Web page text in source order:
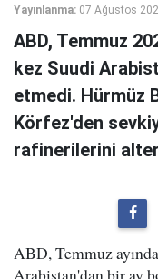
Yayınlanma: 07 Ağustos
ABD, Temmuz
kez Suudi
etmedi. Hürmüz
Körfez'den
rafinerilerini
ABD, Temmuz
Arabistan'dan bir ay